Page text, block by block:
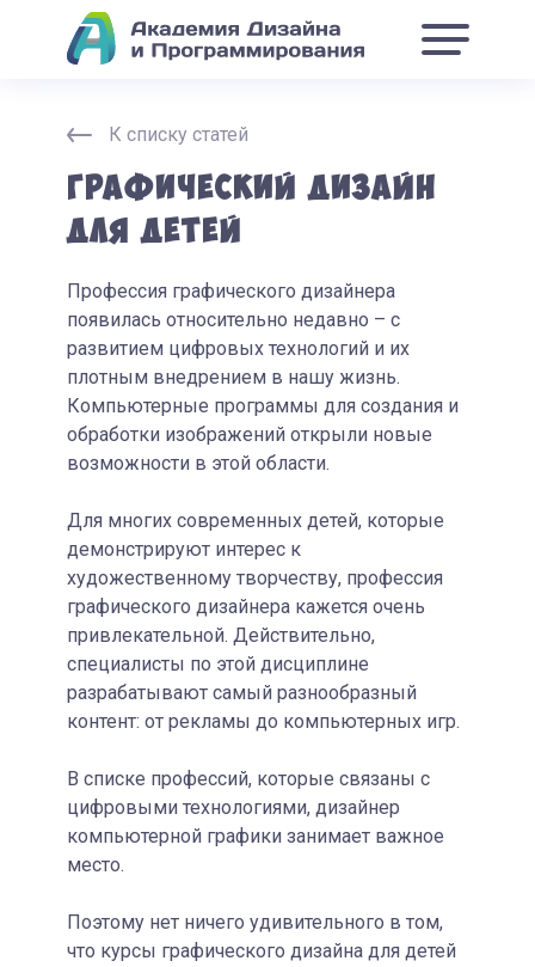
К списку статей
Графический дизайн
для детей
Профессия графического дизайнера
появилась относительно недавно – с
развитием цифровых технологий и их
плотным внедрением в нашу жизнь.
Компьютерные программы для создания и
обработки изображений открыли новые
возможности в этой области.
Для многих современных детей, которые
демонстрируют интерес к
художественному творчеству, профессия
графического дизайнера кажется очень
привлекательной. Действительно,
специалисты по этой дисциплине
разрабатывают самый разнообразный
контент: от рекламы до компьютерных игр.
В списке профессий, которые связаны с
цифровыми технологиями, дизайнер
компьютерной графики занимает важное
место.
Поэтому нет ничего удивительного в том,
что курсы графического дизайна для детей